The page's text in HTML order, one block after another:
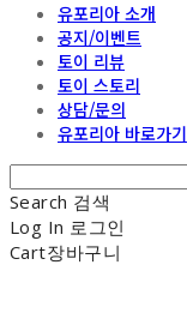
유포리아 소개
공지/이벤트
토이 리뷰
토이 스토리
상담/문의
유포리아 바로가기
Search 검색
Log In 로그인
Cart장바구니